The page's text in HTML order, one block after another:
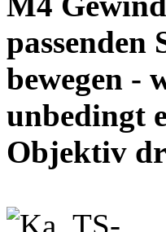
passenden
bewegen -
unbedingt
Objektiv